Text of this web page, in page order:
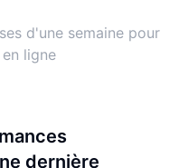
d'une semaine pour
ligne
dernière